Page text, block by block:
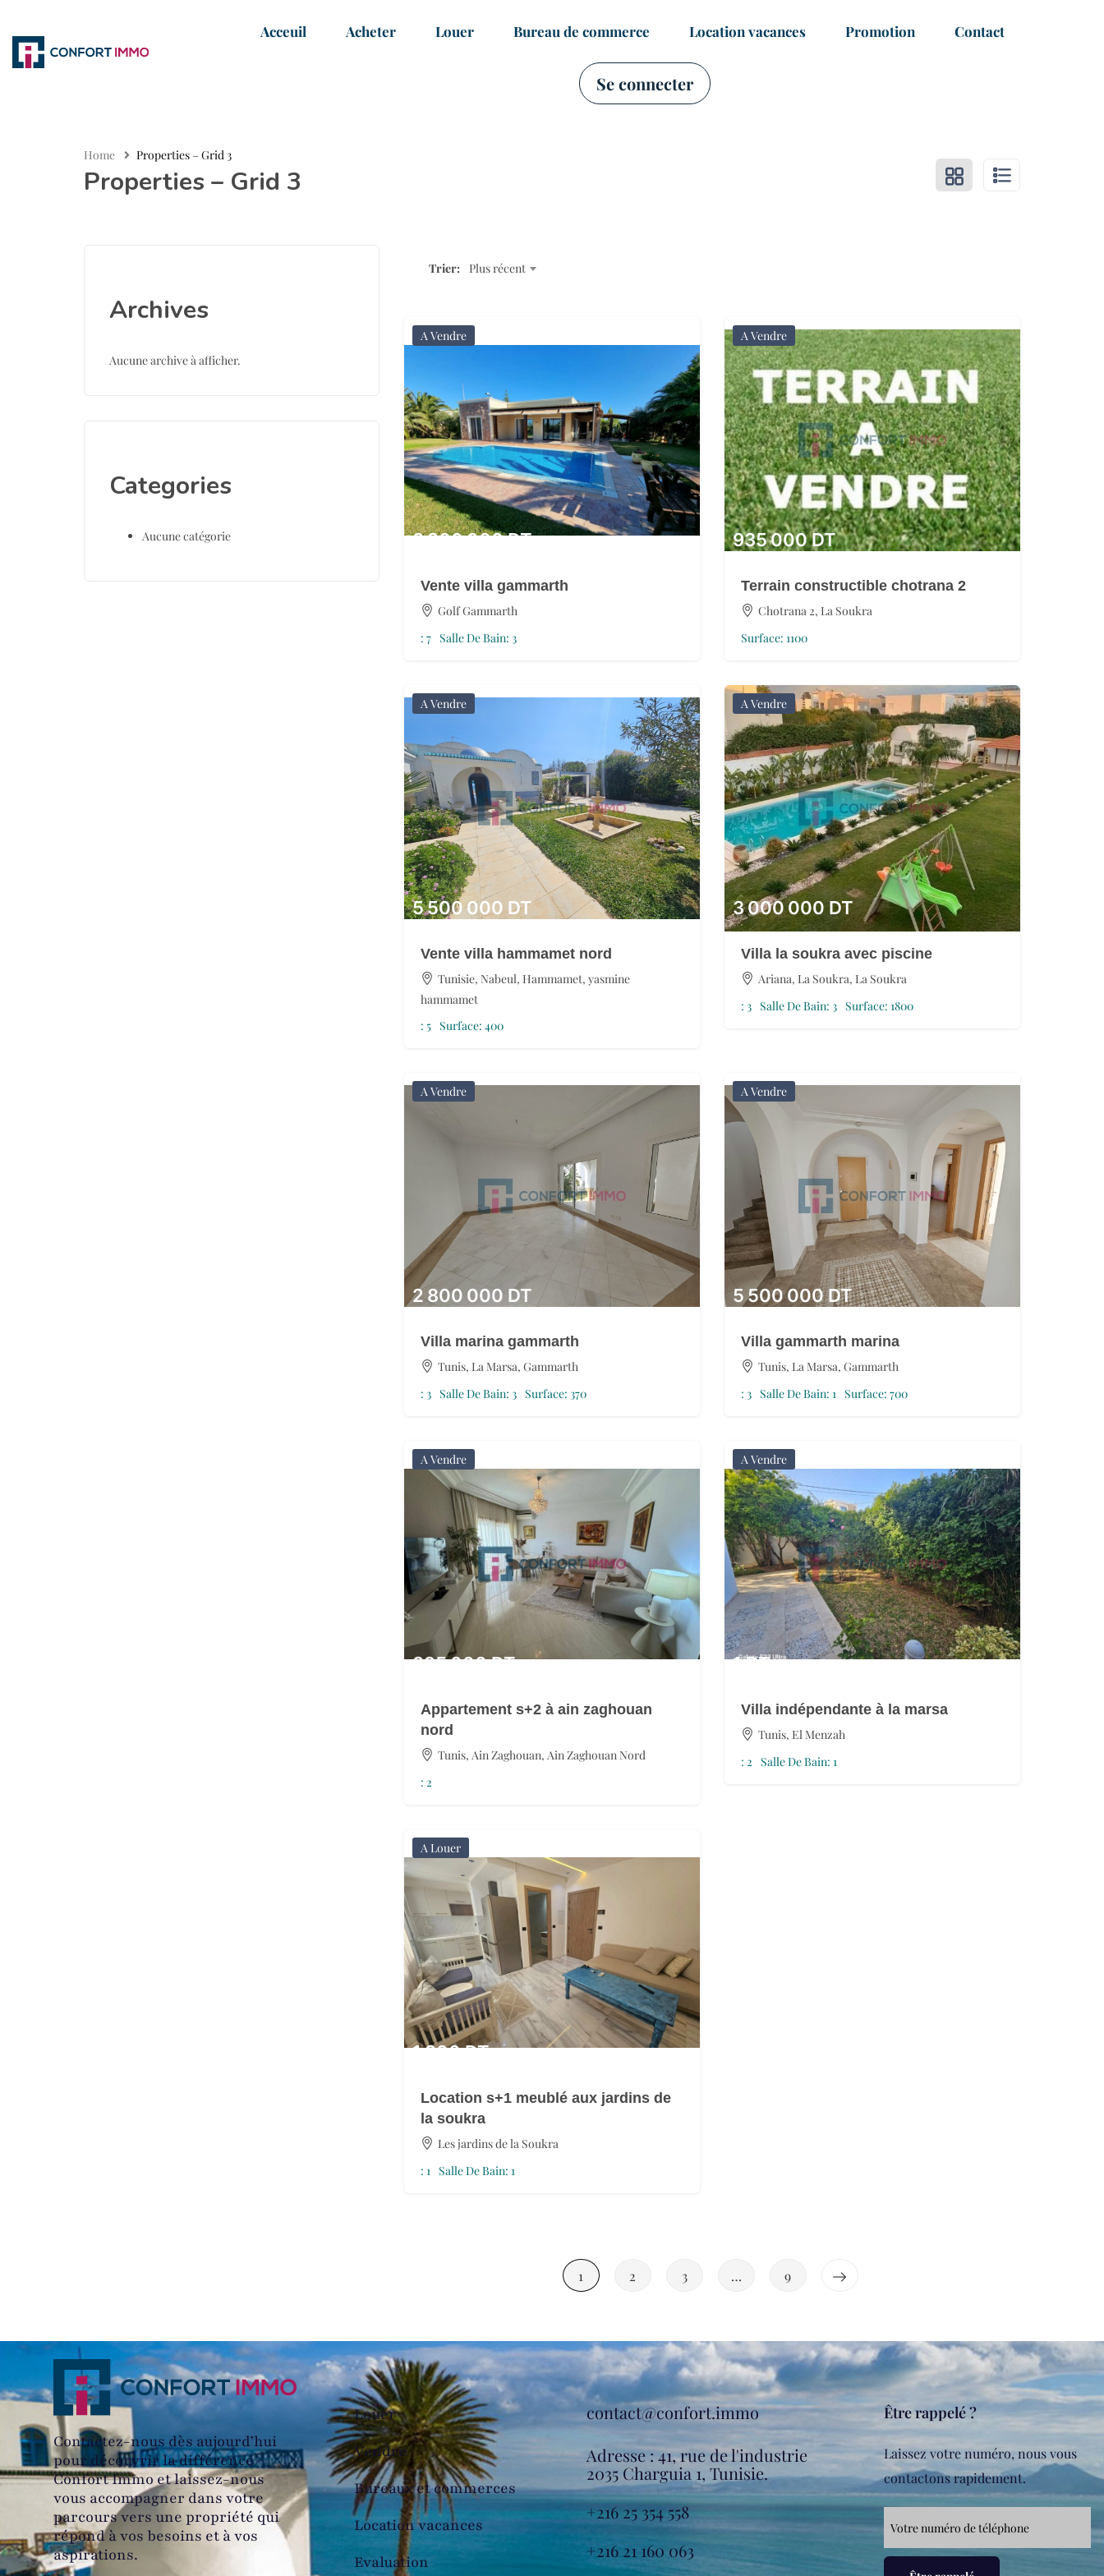
Acceuil Acheter Louer Bureau de commerce Location vacances Promotion Contact
Se connecter
Home Properties – Grid 3
Properties – Grid 3
Archives
Aucune archive à afficher.
Categories
Aucune catégorie
Trier: Plus récent
A Vendre
3 800 000DT
Vente villa gammarth
Golf Gammarth
: 7 Salle De Bain: 3
A Vendre
935 000DT
Terrain constructible chotrana 2
Chotrana 2, La Soukra
Surface: 1100
A Vendre
5 500 000 DT
Vente villa hammamet nord
Tunisie, Nabeul, Hammamet, yasmine
hammamet
: 5 Surface: 400
A Vendre
3 000 000 DT
Villa la soukra avec piscine
Ariana, La Soukra, La Soukra
: 3 Salle De Bain: 3 Surface: 1800
A Vendre
2 800 000 DT
Villa marina gammarth
Tunis, La Marsa, Gammarth
: 3 Salle De Bain: 3 Surface: 370
A Vendre
5 500 000DT
Villa gammarth marina
Tunis, La Marsa, Gammarth
: 3 Salle De Bain: 1 Surface: 700
A Vendre
395 000DT
Appartement s+2 à ain zaghouan
nord
Tunis, Ain Zaghouan, Ain Zaghouan Nord
: 2
A Vendre
1DT
Villa indépendante à la marsa
Tunis, El Menzah
: 2 Salle De Bain: 1
A Louer
1 300DT
Location s+1 meublé aux jardins de
la soukra
Les jardins de la Soukra
: 1 Salle De Bain: 1
1 2 3 … 9
Contactez-nous dès aujourd’hui
pour découvrir la différence
Confort Immo et laissez-nous
vous accompagner dans votre
parcours vers une propriété qui
répond à vos besoins et à vos
aspirations.
Louer
Vendre
Bureaux et commerces
Location vacances
Evaluation
contact@confort.immo
Adresse : 41, rue de l'industrie
2035 Charguia 1, Tunisie.
+216 25 354 558
+216 21 160 063
Être rappelé ?
Laissez votre numéro, nous vous
contactons rapidement.